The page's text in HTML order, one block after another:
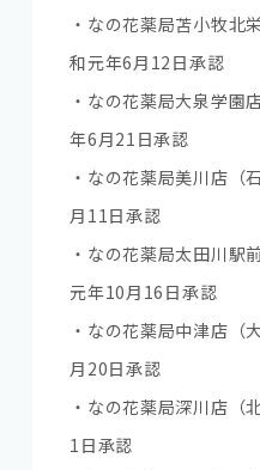
・なの花薬局苫小牧北
和元年6月12日承認
・なの花薬局大泉学園
年6月21日承認
・なの花薬局美川店（
月11日承認
・なの花薬局太田川駅
元年10月16日承認
・なの花薬局中津店（
月20日承認
・なの花薬局深川店（
1日承認